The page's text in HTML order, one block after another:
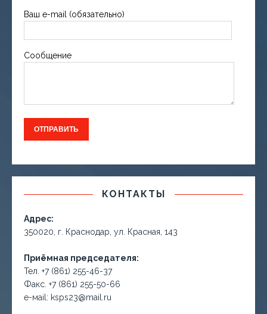
Ваш e-mail (обязательно)
Сообщение
КОНТАКТЫ
Адрес:
350020, г. Краснодар, ул. Красная, 143
Приёмная председателя:
Тел. +7 (861) 255-46-37
Факс. +7 (861) 255-50-66
е-маil: ksps23@mail.ru